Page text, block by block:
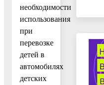
необходимости
использования
при
перевозке
детей в
автомобилях
детских